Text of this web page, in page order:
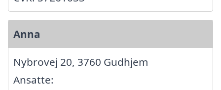
Anna
Nybrovej 20, 3760 Gudhjem
Ansatte: